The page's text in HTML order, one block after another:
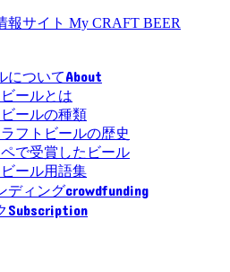
についてAbout
ールとは
ールの種類
フトビールの歴史
で受賞したビール
ール用語集
ディングcrowdfunding
Subscription